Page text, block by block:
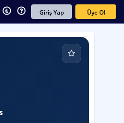
Giriş Yap Üye Ol